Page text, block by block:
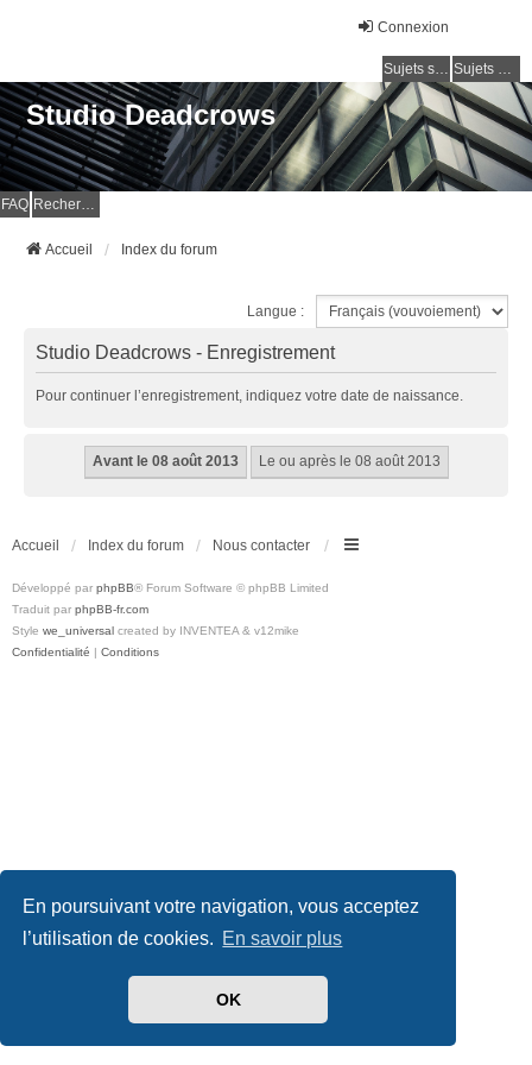
En poursuivant votre navigation, vous acceptez
l’utilisation de cookies. En savoir plus
OK
Connexion
Sujets sans réponse Sujets actifs
Studio Deadcrows
FAQ Rechercher
Accueil Index du forum
Langue :
Studio Deadcrows - Enregistrement
Pour continuer l’enregistrement, indiquez votre date de naissance.
Accueil Index du forum Nous contacter
Développé par phpBB® Forum Software © phpBB Limited
Traduit par phpBB-fr.com
Style we_universal created by INVENTEA & v12mike
Confidentialité | Conditions